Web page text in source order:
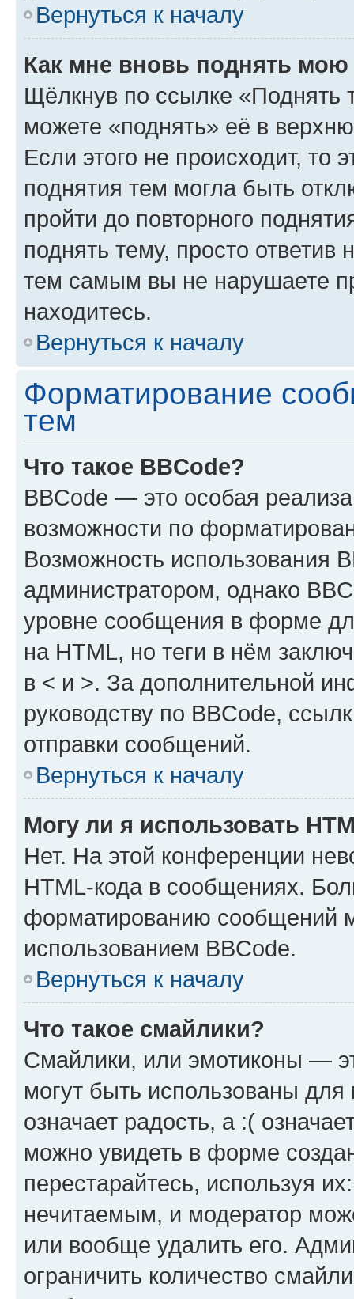
Вернуться к началу
Как мне вновь поднять мою
Щёлкнув по ссылке «Поднять
можете «поднять» её в
Если этого не происходит, то
поднятия тем могла быть
пройти до повторного
поднять тему, просто ответив
тем самым вы не нарушаете
находитесь.
Вернуться к началу
Форматирование
тем
Что такое BBCode?
BBCode — это особая
возможности по
Возможность использования
администратором, однако
уровне сообщения в форме
на HTML, но теги в нём
в < и >. За дополнительной
руководству по BBCode,
отправки сообщений.
Вернуться к началу
Могу ли я использовать
Нет. На этой конференции
HTML-кода в сообщениях.
форматированию сообщений
использованием BBCode.
Вернуться к началу
Что такое смайлики?
Смайлики, или эмотиконы —
могут быть использованы
означает радость, а :(
можно увидеть в форме
перестарайтесь, используя
нечитаемым, и модератор
или вообще удалить его.
ограничить количество